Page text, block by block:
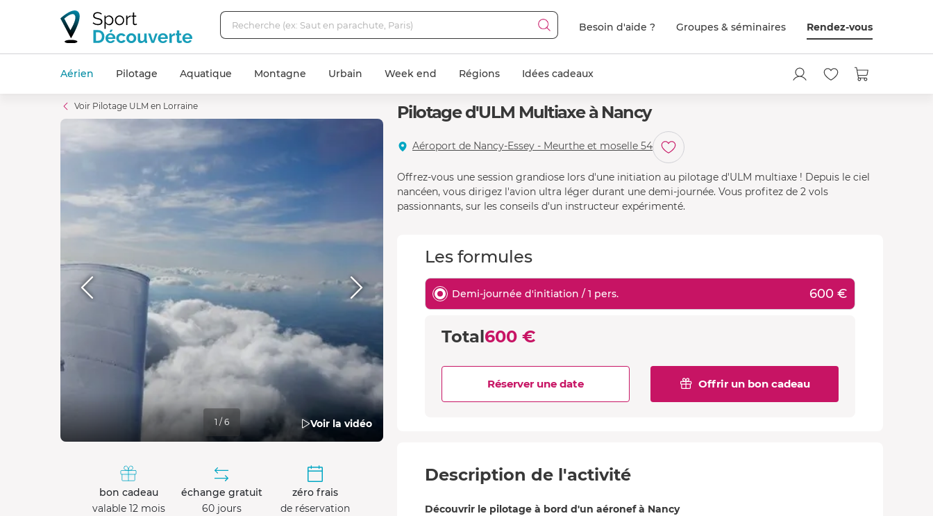
Besoin d'aide ? Groupes & séminaires Rendez-vous
Aérien Pilotage Aquatique Montagne Urbain Week end Régions Idées cadeaux
Pilotage d'ULM Multiaxe à Nancy
Aéroport de Nancy-Essey - Meurthe et moselle 54
Offrez-vous une session grandiose lors d'une initiation au pilotage d'ULM multiaxe ! Depuis le ciel
nancéen, vous dirigez l'avion ultra léger durant une demi-journée. Vous profitez de 2 vols
passionnants, sur les conseils d'un instructeur expérimenté.
Les formules
Demi-journée d'initiation / 1 pers. 600 €
Total600 €
Offrir un bon cadeau
Réserver une date
Description de l'activité
Découvrir le pilotage à bord d'un aéronef à Nancy
Voir Pilotage ULM en Lorraine
Voir la vidéo
1 / 6
bon cadeau
valable 12 mois
échange gratuit
60 jours
zéro frais
de réservation